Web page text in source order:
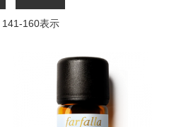
141-160表示